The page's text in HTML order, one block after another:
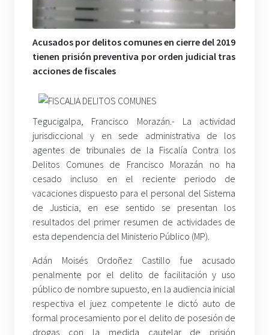
Acusados por delitos comunes en cierre del 2019
tienen prisión preventiva por orden judicial tras
acciones de fiscales
Tegucigalpa, Francisco Morazán.- La actividad
jurisdiccional y en sede administrativa de los
agentes de tribunales de la Fiscalía Contra los
Delitos Comunes de Francisco Morazán no ha
cesado incluso en el reciente periodo de
vacaciones dispuesto para el personal del Sistema
de Justicia, en ese sentido se presentan los
resultados del primer resumen de actividades de
esta dependencia del Ministerio Público (MP).
Adán Moisés Ordoñez Castillo fue acusado
penalmente por el delito de facilitación y uso
público de nombre supuesto, en la audiencia inicial
respectiva el juez competente le dictó auto de
formal procesamiento por el delito de posesión de
drogas con la medida cautelar de prisión